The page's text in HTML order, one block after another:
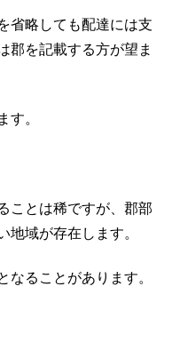
省略しても配達には支
郡を記載する方が望ま
す。
ことは稀ですが、郡部
地域が存在します。
なることがあります。